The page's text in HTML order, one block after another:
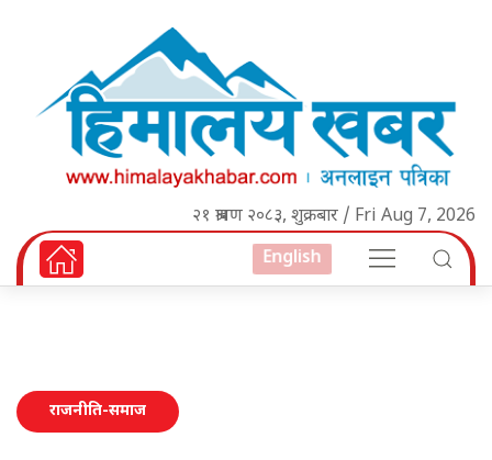
२१ श्रावण २०८३, शुक्रबार / Fri Aug 7, 2026
English
राजनीति-समाज